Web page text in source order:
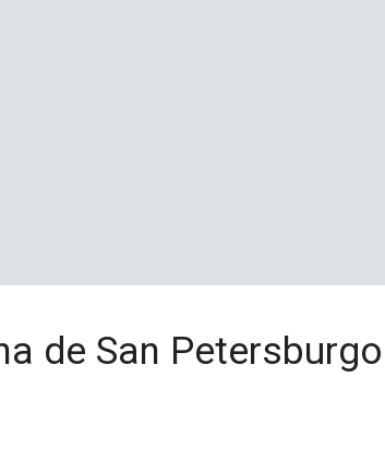
de San Petersburgo